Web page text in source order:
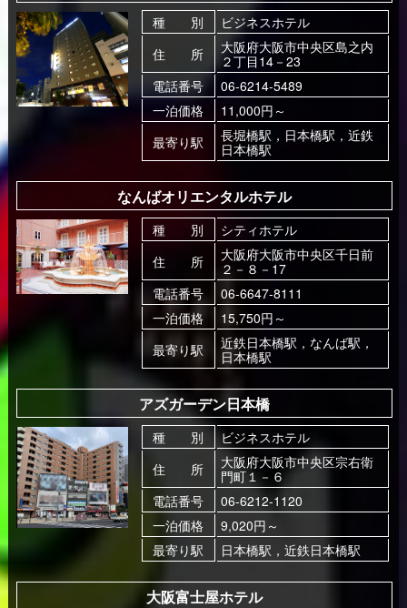
種 別
ビジネスホテル
住 所
大阪府大阪市中央区島之内
２丁目14－23
電話番号
06-6214-5489
一泊価格
11,000円～
最寄り駅
長堀橋駅，日本橋駅，近鉄
日本橋駅
なんばオリエンタルホテル
種 別
シティホテル
住 所
大阪府大阪市中央区千日前
２－８－17
電話番号
06-6647-8111
一泊価格
15,750円～
最寄り駅
近鉄日本橋駅，なんば駅，
日本橋駅
アズガーデン日本橋
種 別
ビジネスホテル
住 所
大阪府大阪市中央区宗右衛
門町１－６
電話番号
06-6212-1120
一泊価格
9,020円～
最寄り駅
日本橋駅，近鉄日本橋駅
大阪富士屋ホテル